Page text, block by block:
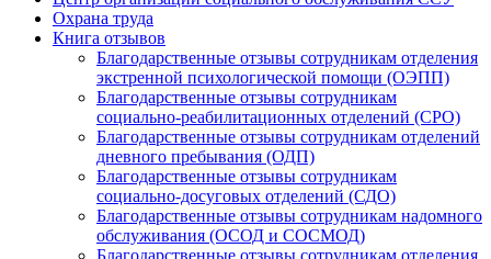
Охрана труда
Книга отзывов
Благодарственные отзывы сотрудникам отделения
экстренной психологической помощи (ОЭПП)
Благодарственные отзывы сотрудникам
социально-реабилитационных отделений (СРО)
Благодарственные отзывы сотрудникам отделений
дневного пребывания (ОДП)
Благодарственные отзывы сотрудникам
социально-досуговых отделений (СДО)
Благодарственные отзывы сотрудникам надомного
обслуживания (ОСОД и СОСМОД)
Благодарственные отзывы сотрудникам отделения